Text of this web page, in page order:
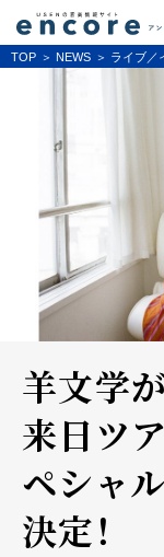
TOP NEWS ライブ／
羊文学
来日ツ
ペシャ
決定！